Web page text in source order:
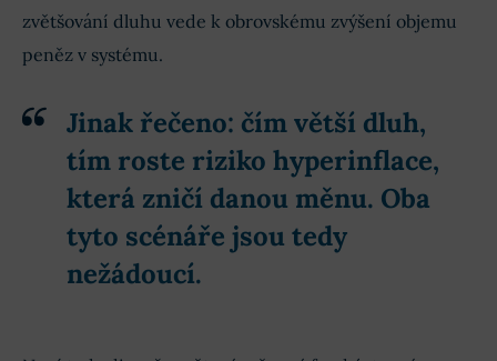
zvětšování dluhu vede k obrovskému zvýšení objemu
peněz v systému.
Jinak řečeno: čím větší dluh,
tím roste riziko hyperinflace,
která zničí danou měnu. Oba
tyto scénáře jsou tedy
nežádoucí.